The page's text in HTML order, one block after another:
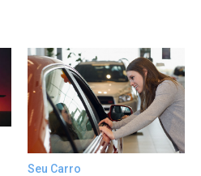
Seu Carro